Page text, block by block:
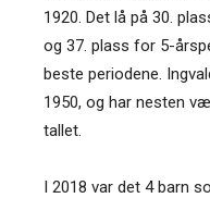
1920. Det lå på 30.
og 37. plass for 5-
beste periodene.
1950, og har nesten
tallet.
I 2018 var det 4 barn